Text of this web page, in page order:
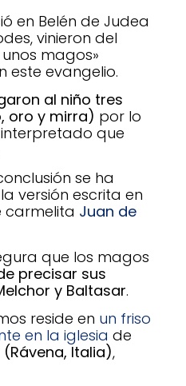
en Belén de Judea
vinieron del
magos»
este evangelio.
al niño tres
oro y mirra) por lo
que
se ha
versión escrita en
carmelita Juan de
que los magos
precisar sus
y Baltasar.
reside en un friso
en la iglesia de
Italia),